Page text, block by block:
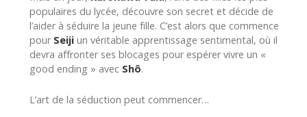
populaires du lycée, découvre son secret et décide de
l’aider à séduire la jeune fille. C’est alors que commence
pour Seiji un véritable apprentissage sentimental, où il
devra affronter ses blocages pour espérer vivre un «
good ending » avec Shô.
L’art de la séduction peut commencer…